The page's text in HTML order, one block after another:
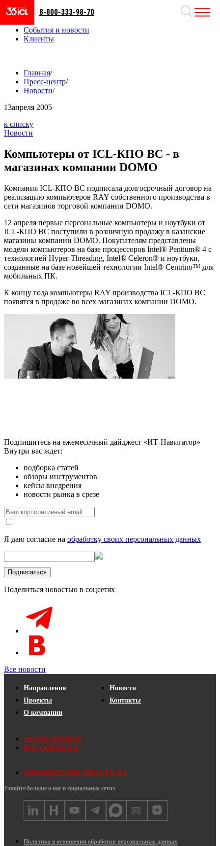
Направления
События и новости
Клиенты
8-800-333-98-70
Главная/
Пресс-центр/
Новости/
13апреля 2005
к списку
Новости
Компьютеры от ICL-КПО ВС - в
магазинах компании DOMO
Компания ICL-КПО ВС подписала долгосрочный договор на
реализацию компьютеров RAY собственного производства в
сети магазинов торговой компании DOMO.
12 апреля первые персональные компьютеры и ноутбуки от
ICL-КПО ВС поступили в розничную продажу в казанские
магазины компании DOMO. Покупателям представлены
модели компьютеров на базе процессоров Intel® Pentium® 4 c
технологией Hyper-Threading, Intel® Celeron® и ноутбуки,
созданные на базе новейшей технологии Intel® Centrino™ для
мобильных ПК.
К концу года компьютеры RAY производства ICL-КПО ВС
появятся в продаже во всех магазинах компании DOMO.
Подпишитесь на ежемесячный дайджест «ИТ-Навигатор»
Внутри вас ждет:
подборка статей
обзоры инструментов
кейсы внедрения
новости рынка в срезе
Я даю согласие на обработку своих персональных данных
Поделиться новостью в соцсетях
Все новости
Направления
Проекты
О компании
Новости
Контакты
ЗАДАТЬ ВОПРОС
ВСЕ САЙТЫ ICL
ЮРИДИЧЕСКИЕ ЛИЦА ГК ICL
Узнайте больше о нас в социальных сетях
Политика в отношении обработки персональных данных